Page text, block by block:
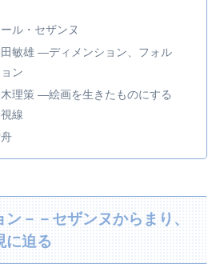
ル・セザンヌ
敏雄 ―ディメンション、フォル
ン
理策 ―絵画を生きたものにする
線
－－セザンヌからまり、
に迫る